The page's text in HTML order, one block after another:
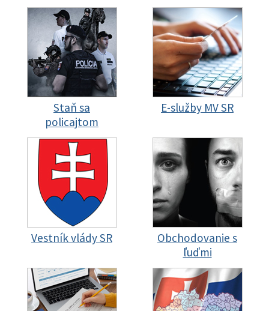
Staň sa
policajtom
E-služby MV SR
Vestník vlády SR
Obchodovanie s
ľuďmi